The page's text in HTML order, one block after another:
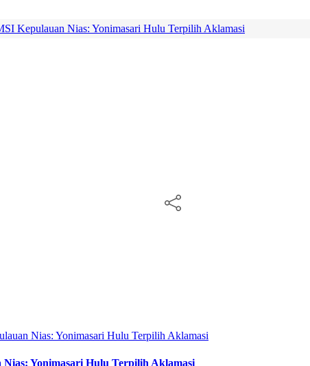
Kepulauan Nias: Yonimasari Hulu Terpilih Aklamasi
Yonimasari Hulu Terpilih Aklamasi